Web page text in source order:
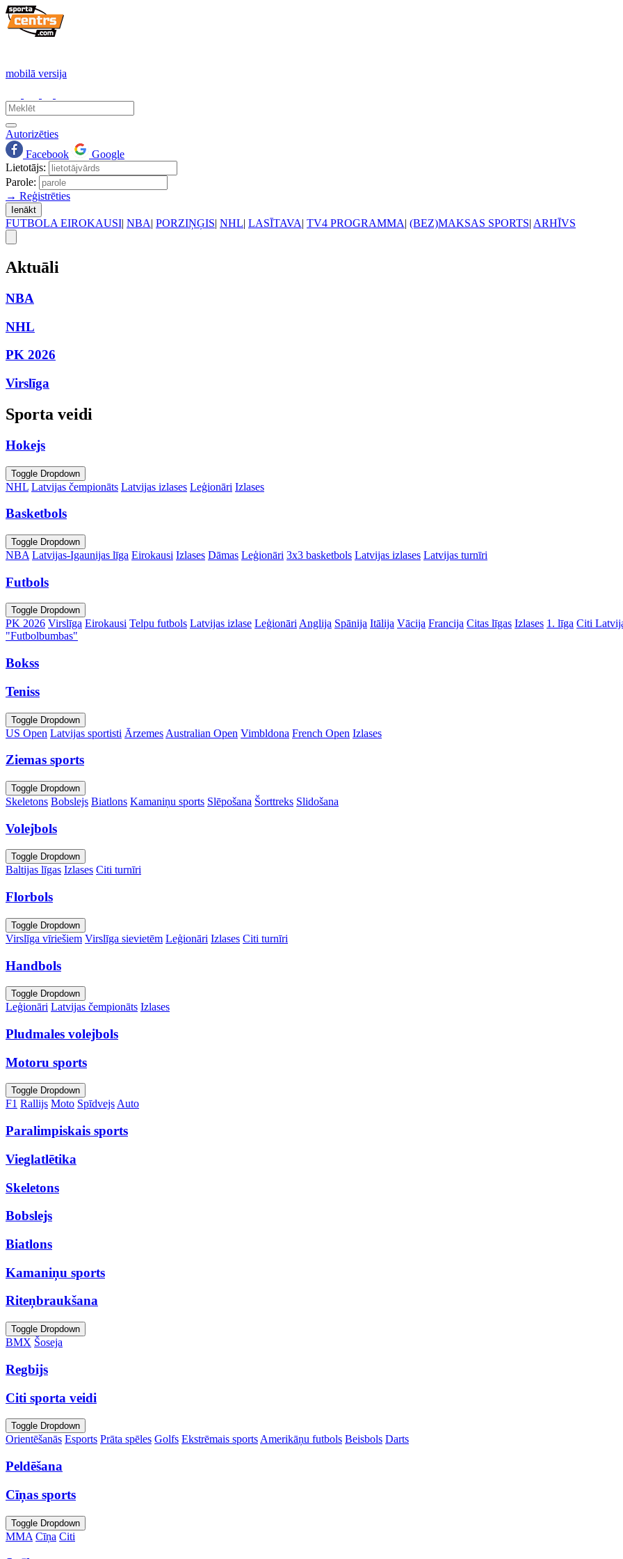
mobilā versija
Autorizēties
Facebook
Google
Lietotājs:
Parole:
→ Reģistrēties
Ienākt
FUTBOLA EIROKAUSI| NBA| PORZIŅĢIS| NHL| LASĪTAVA| TV4 PROGRAMMA| (BEZ)MAKSAS SPORTS| ARHĪVS
Aktuāli
NBA
NHL
PK 2026
Virslīga
Sporta veidi
Hokejs
Toggle Dropdown
NHL Latvijas čempionāts Latvijas izlases Leģionāri Izlases
Basketbols
Toggle Dropdown
NBA Latvijas-Igaunijas līga Eirokausi Izlases Dāmas Leģionāri 3x3 basketbols Latvijas izlases Latvijas turnīri
Futbols
Toggle Dropdown
PK 2026 Virslīga Eirokausi Telpu futbols Latvijas izlase Leģionāri Anglija Spānija Itālija Vācija Francija Citas līgas Izlases 1. līga Citi
"Futbolbumbas"
Bokss
Teniss
Toggle Dropdown
US Open Latvijas sportisti Ārzemes Australian Open Vimbldona French Open Izlases
Ziemas sports
Toggle Dropdown
Skeletons Bobslejs Biatlons Kamaniņu sports Slēpošana Šorttreks Slidošana
Volejbols
Toggle Dropdown
Baltijas līgas Izlases Citi turnīri
Florbols
Toggle Dropdown
Virslīga vīriešiem Virslīga sievietēm Leģionāri Izlases Citi turnīri
Handbols
Toggle Dropdown
Leģionāri Latvijas čempionāts Izlases
Pludmales volejbols
Motoru sports
Toggle Dropdown
F1 Rallijs Moto SpīdvejsAuto
Paralimpiskais sports
Vieglatlētika
Skeletons
Bobslejs
Biatlons
Kamaniņu sports
Riteņbraukšana
Toggle Dropdown
BMX Šoseja
Regbijs
Citi sporta veidi
Toggle Dropdown
Orientēšanās Esports Prāta spēles Golfs Ekstrēmais sports Amerikāņu futbols Beisbols Darts
Peldēšana
Cīņas sports
Toggle Dropdown
MMA Cīņa Citi